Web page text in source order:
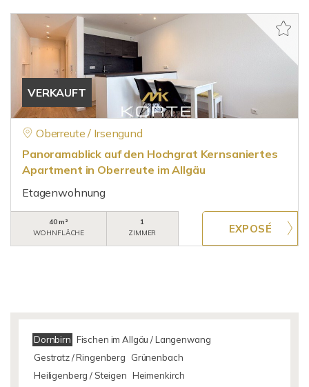
VERKAUFT
Oberreute / Irsengund
Panoramablick auf den Hochgrat Kernsaniertes
Apartment in Oberreute im Allgäu
Etagenwohnung
40 m²
WOHNFLÄCHE
1
ZIMMER
Dornbirn Fischen im Allgäu / Langenwang
Gestratz / Ringenberg
Grünenbach
Heiligenberg / Steigen Heimenkirch